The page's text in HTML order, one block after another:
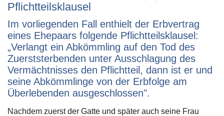
Pflichtteilsklausel
Im vorliegenden Fall enthielt der Erbvertrag
eines Ehepaars folgende Pflichtteilsklausel:
„Verlangt ein Abkömmling auf den Tod des
Zuerststerbenden unter Ausschlagung des
Vermächtnisses den Pflichtteil, dann ist er und
seine Abkömmlinge von der Erbfolge am
Überlebenden ausgeschlossen".
Nachdem zuerst der Gatte und später auch seine Frau